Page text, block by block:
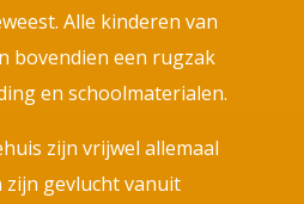
Alle kinderen van
bovendien een rugzak
en schoolmaterialen.
zijn vrijwel allemaal
zijn gevlucht vanuit